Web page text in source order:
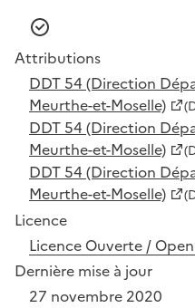
Attributions
DDT 54 (Direction
Meurthe-et-Moselle)
DDT 54 (Direction
Meurthe-et-Moselle)
DDT 54 (Direction
Meurthe-et-Moselle)
Licence
Licence Ouverte /
Dernière mise à jour
27 novembre 2020